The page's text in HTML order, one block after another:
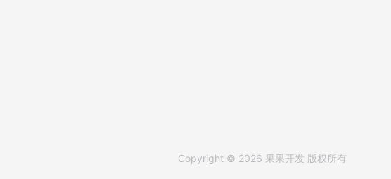
Copyright © 2026 果果开发 版权所有